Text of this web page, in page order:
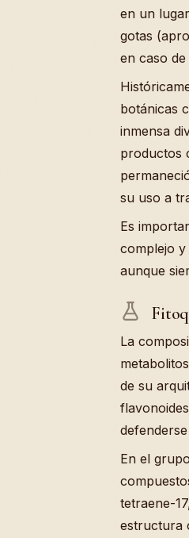
en un
gotas
en caso
botánicas
inmensa
productos
su uso a
Es
complejo y
aunque
La
de su
En el
tetraene-
estructura